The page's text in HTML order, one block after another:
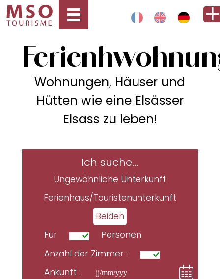
Wohnungen, Häuser und
Hütten wie eine Elsässer
Elsass zu leben!
Ich suche...
Ungewöhnliche Unterkunft
Ferienhaus/Touristenunterkunft
Beiden
Für
Personen
Anzahl der Zimmer :
Ankunft :